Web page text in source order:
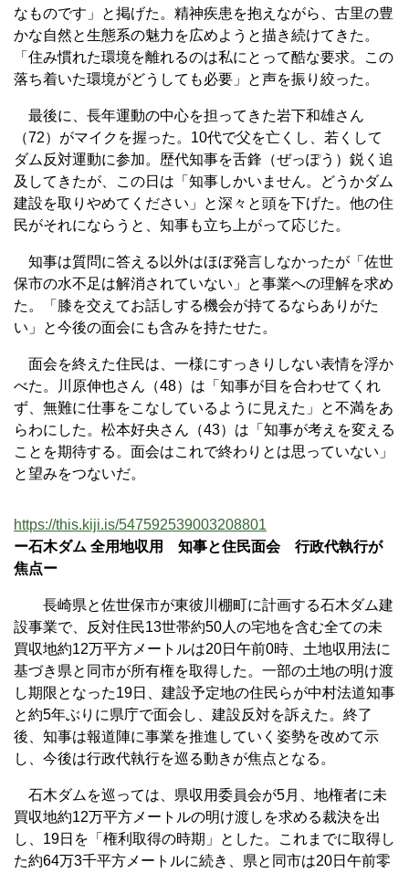
なものです」と掲げた。精神疾患を抱えながら、古里の豊
かな自然と生態系の魅力を広めようと描き続けてきた。
「住み慣れた環境を離れるのは私にとって酷な要求。この
落ち着いた環境がどうしても必要」と声を振り絞った。
最後に、長年運動の中心を担ってきた岩下和雄さん
（72）がマイクを握った。10代で父を亡くし、若くして
ダム反対運動に参加。歴代知事を舌鋒（ぜっぽう）鋭く追
及してきたが、この日は「知事しかいません。どうかダム
建設を取りやめてください」と深々と頭を下げた。他の住
民がそれにならうと、知事も立ち上がって応じた。
知事は質問に答える以外はほぼ発言しなかったが「佐世
保市の水不足は解消されていない」と事業への理解を求め
た。「膝を交えてお話しする機会が持てるならありがた
い」と今後の面会にも含みを持たせた。
面会を終えた住民は、一様にすっきりしない表情を浮か
べた。川原伸也さん（48）は「知事が目を合わせてくれ
ず、無難に仕事をこなしているように見えた」と不満をあ
らわにした。松本好央さん（43）は「知事が考えを変える
ことを期待する。面会はこれで終わりとは思っていない」
と望みをつないだ。
https://this.kiji.is/547592539003208801
ー石木ダム 全用地収用 知事と住民面会 行政代執行が
焦点ー
長崎県と佐世保市が東彼川棚町に計画する石木ダム建
設事業で、反対住民13世帯約50人の宅地を含む全ての未
買収地約12万平方メートルは20日午前0時、土地収用法に
基づき県と同市が所有権を取得した。一部の土地の明け渡
し期限となった19日、建設予定地の住民らが中村法道知事
と約5年ぶりに県庁で面会し、建設反対を訴えた。終了
後、知事は報道陣に事業を推進していく姿勢を改めて示
し、今後は行政代執行を巡る動きが焦点となる。
石木ダムを巡っては、県収用委員会が5月、地権者に未
買収地約12万平方メートルの明け渡しを求める裁決を出
し、19日を「権利取得の時期」とした。これまでに取得し
た約64万3千平方メートルに続き、県と同市は20日午前零